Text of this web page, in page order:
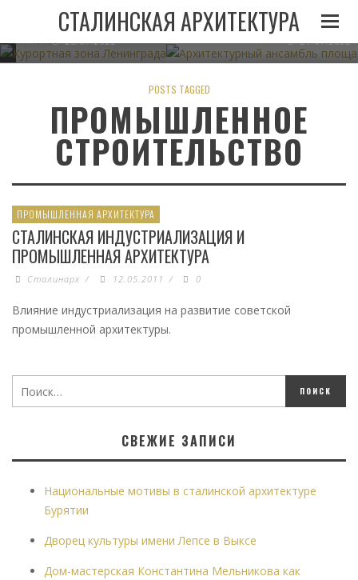
СТАЛИНСКАЯ АРХИТЕКТУРА
05.11.2022
ЛЕНИНГРАДА ПРИ
СТАЛИНЕ
23.07.2022
АРХИТЕКТУРНЫЙ АНСАМБЛЬ
В МИНСКЕ
21.07.2022
POSTS TAGGED
ПРОМЫШЛЕННОЕ
СТРОИТЕЛЬСТВО
ПРОМЫШЛЕННАЯ АРХИТЕКТУРА
СТАЛИНСКАЯ ИНДУСТРИАЛИЗАЦИЯ И
ПРОМЫШЛЕННАЯ АРХИТЕКТУРА
Сталинарх / 12.05.2011 / 0
Влияние индустриализация на развитие советской
промышленной архитектуры.
СВЕЖИЕ ЗАПИСИ
Национальные мотивы в сталинской архитектуре
Бурятии
Дворец культуры имени Лепсе в Выксе
Дом-мастерская Константина Мельникова как